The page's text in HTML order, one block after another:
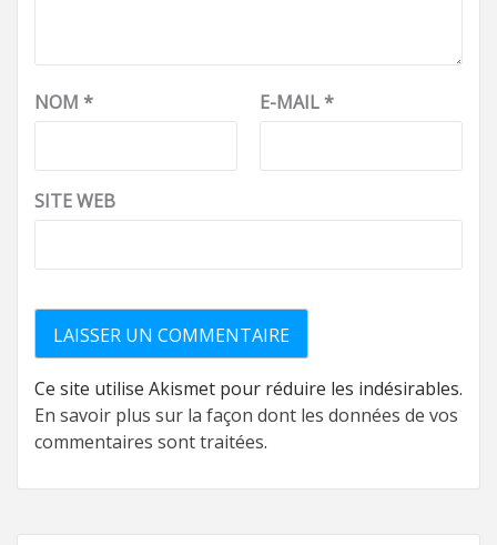
NOM * E-MAIL*
SITE WEB
Ce site utilise Akismet pour réduire les indésirables.
En savoir plus sur la façon dont les données de vos
commentaires sont traitées.